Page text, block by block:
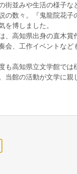
街並みや生活の様子な
の数々。『鬼龍院花子
を博しました。
、高知県出身の直木
会、工作イベントなど
も高知県立文学館では
当館の活動が文学に